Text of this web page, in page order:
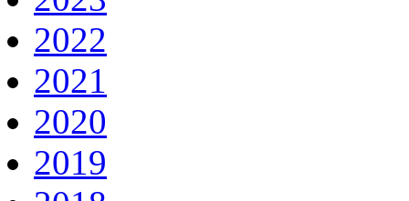
2022
2021
2020
2019